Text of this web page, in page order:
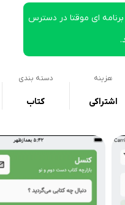
ای موقتا در دسترس
هزینه
اشتراکی
دسته بندی
کتاب